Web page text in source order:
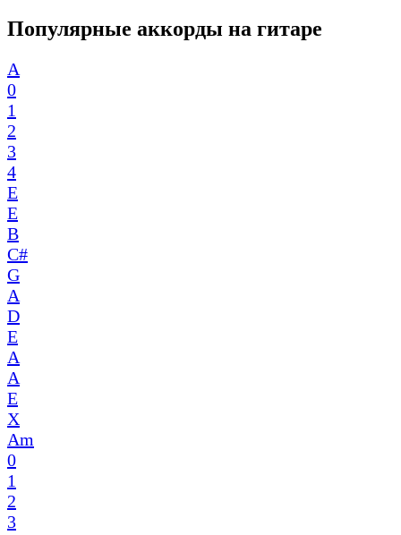
Популярные аккорды на гитаре
A
0
1
2
3
4
E
E
B
C#
G
A
D
E
A
A
E
X
Am
0
1
2
3